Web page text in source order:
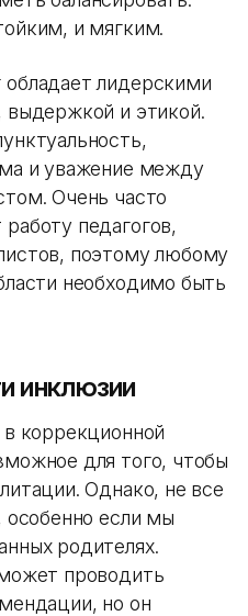
и мягким.
лидерскими
выдержкой и этикой.
и уважение между
Очень часто
педагогов,
поэтому любому
необходимо быть
инклюзии
коррекционной
для того, чтобы
Однако, не все
особенно если мы
родителях.
проводить
но он